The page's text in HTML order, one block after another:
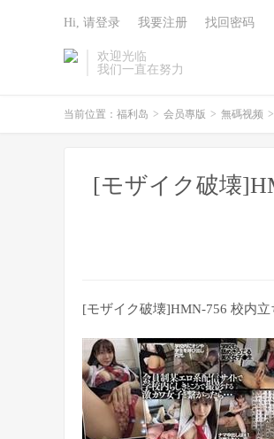
欢迎光临
我们一直在努力
Hi, 请登录 我要注册 找回密码
当前位置： 福利岛 > 会员專版 > 無碼视频 >
[モザイク破壊
[モザイク破壊]HMN-756 校内